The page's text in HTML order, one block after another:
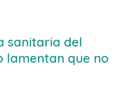
sanitaria del
lamentan que no